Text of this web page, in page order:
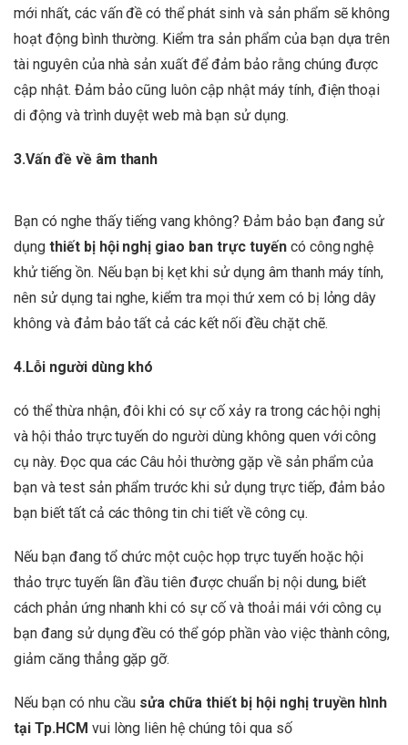
mới nhất, các vấn đề có thể phát sinh và sản phẩm sẽ không
hoạt động bình thường. Kiểm tra sản phẩm của bạn dựa trên
tài nguyên của nhà sản xuất để đảm bảo rằng chúng được
cập nhật. Đảm bảo cũng luôn cập nhật máy tính, điện thoại
di động và trình duyệt web mà bạn sử dụng.
3.Vấn đề về âm thanh
Bạn có nghe thấy tiếng vang không? Đảm bảo bạn đang sử
dụng thiết bị hội nghị giao ban trực tuyếncó công nghệ
khử tiếng ồn. Nếu bạn bị kẹt khi sử dụng âm thanh máy tính,
nên sử dụng tai nghe, kiểm tra mọi thứ xem có bị lỏng dây
không và đảm bảo tất cả các kết nối đều chặt chẽ.
4.Lỗi người dùng khó
có thể thừa nhận, đôi khi có sự cố xảy ra trong các hội nghị
và hội thảo trực tuyến do người dùng không quen với công
cụ này. Đọc qua các Câu hỏi thường gặp về sản phẩm của
bạn và test sản phẩm trước khi sử dụng trực tiếp, đảm bảo
bạn biết tất cả các thông tin chi tiết về công cụ.
Nếu bạn đang tổ chức một cuộc họp trực tuyến hoặc hội
thảo trực tuyến lần đầu tiên được chuẩn bị nội dung, biết
cách phản ứng nhanh khi có sự cố và thoải mái với công cụ
bạn đang sử dụng đều có thể góp phần vào việc thành công,
giảm căng thẳng gặp gỡ.
Nếu bạn có nhu cầu sửa chữa thiết bị hội nghị truyền hình
tại Tp.HCM vui lòng liên hệ chúng tôi qua số